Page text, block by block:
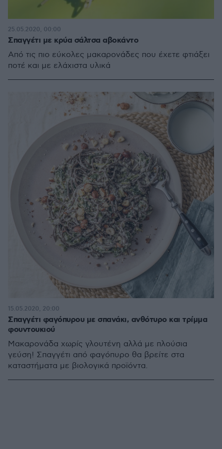
Σπαγγέτι με κρύα σάλτσα αβοκάντο
Από τις πιο εύκολες μακαρονάδες που έχετε φτιάξει
ποτέ και με ελάχιστα υλικά
25.05.2020, 00:00
Σπαγγέτι φαγόπυρου με σπανάκι, ανθότυρο και τρίμμα
φουντουκιού
Μακαρονάδα χωρίς γλουτένη αλλά με πλούσια
γεύση! Σπαγγέτι από φαγόπυρο θα βρείτε στα
καταστήματα με βιολογικά προϊόντα.
15.05.2020, 20:00